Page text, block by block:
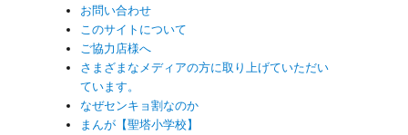
お問い合わせ
このサイトについて
ご協力店様へ
さまざまなメディアの方に取り上げていただい
ています。
なぜセンキョ割なのか
まんが【聖塔小学校】